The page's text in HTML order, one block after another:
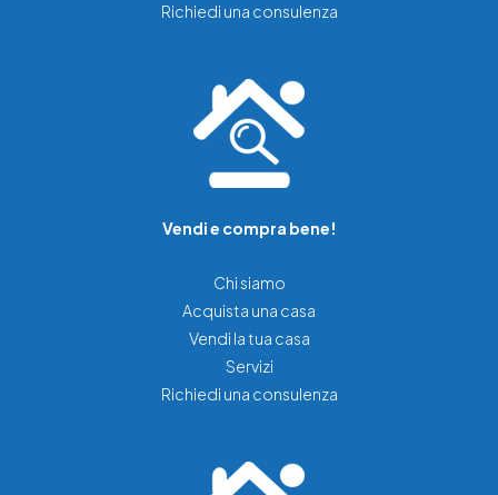
Richiedi una consulenza
Vendi e compra bene!
Chi siamo
Acquista una casa
Vendi la tua casa
Servizi
Richiedi una consulenza